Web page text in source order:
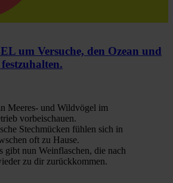
um Versuche, den Ozean und
Meeres- und Wildvögel im
vorbeischauen.
Stechmücken fühlen sich in
oft zu Hause.
gibt nun Weinflaschen, die nach
zu dir zurückkommen.